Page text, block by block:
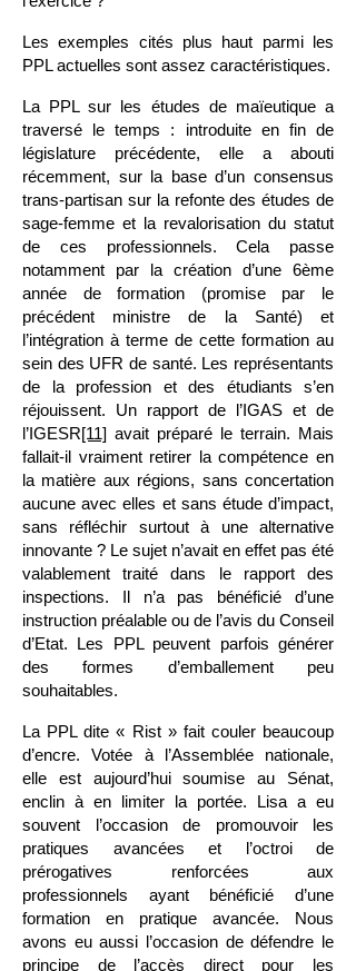
Les exemples cités plus haut parmi les
PPL actuelles sont assez caractéristiques.
La PPL sur les études de maïeutique a
traversé le temps : introduite en fin de
législature précédente, elle a abouti
récemment, sur la base d’un consensus
trans-partisan sur la refonte des études de
sage-femme et la revalorisation du statut
de ces professionnels. Cela passe
notamment par la création d’une 6ème
année de formation (promise par le
précédent ministre de la Santé) et
l’intégration à terme de cette formation au
sein des UFR de santé. Les représentants
de la profession et des étudiants s’en
réjouissent. Un rapport de l’IGAS et de
l’IGESR[11] avait préparé le terrain. Mais
fallait-il vraiment retirer la compétence en
la matière aux régions, sans concertation
aucune avec elles et sans étude d’impact,
sans réfléchir surtout à une alternative
innovante ? Le sujet n’avait en effet pas été
valablement traité dans le rapport des
inspections. Il n’a pas bénéficié d’une
instruction préalable ou de l’avis du Conseil
d’Etat. Les PPL peuvent parfois générer
des formes d’emballement peu
souhaitables.
La PPL dite « Rist » fait couler beaucoup
d’encre. Votée à l’Assemblée nationale,
elle est aujourd’hui soumise au Sénat,
enclin à en limiter la portée. Lisa a eu
souvent l’occasion de promouvoir les
pratiques avancées et l’octroi de
prérogatives renforcées aux
professionnels ayant bénéficié d’une
formation en pratique avancée. Nous
avons eu aussi l’occasion de défendre le
principe de l’accès direct pour les